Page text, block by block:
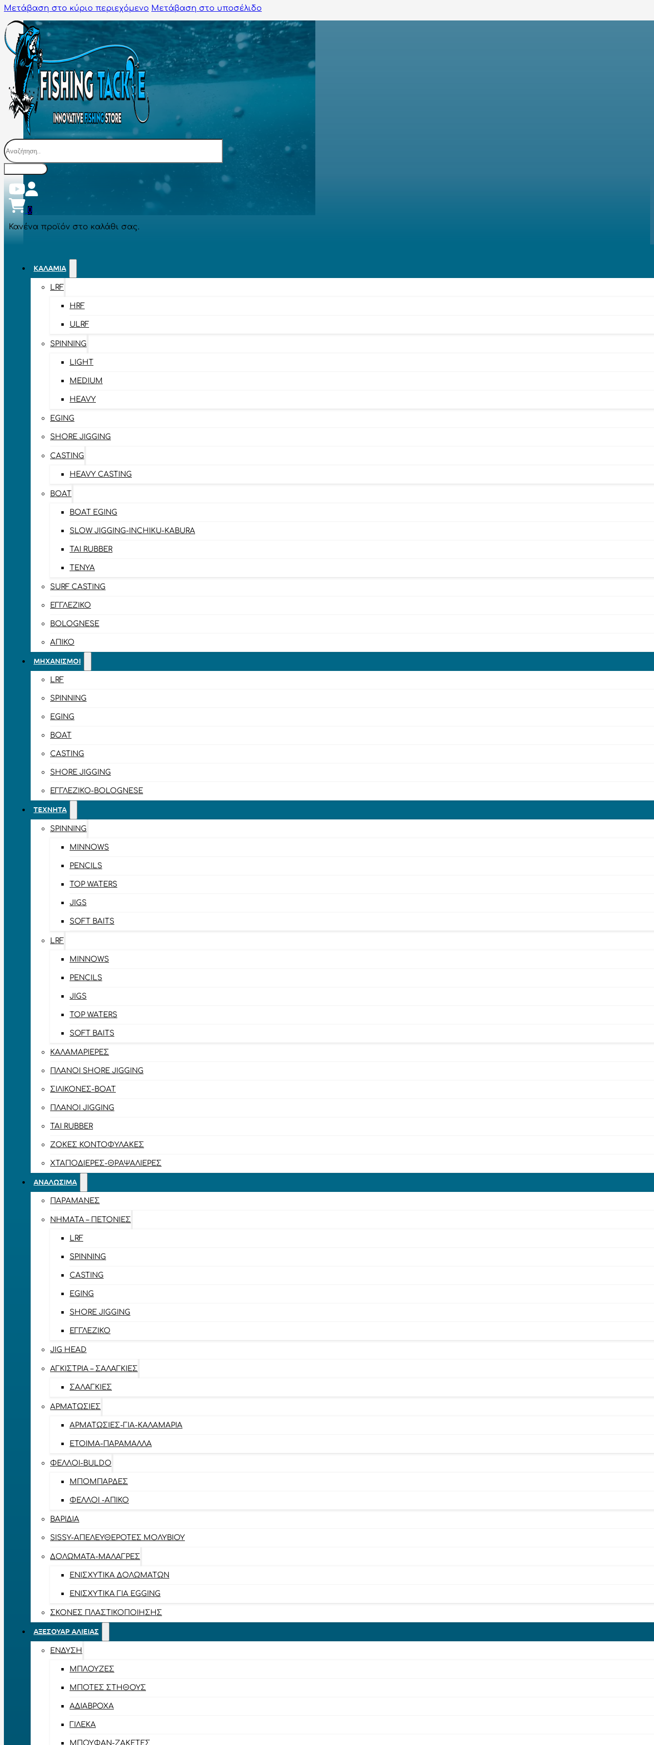
Μετάβαση στο κύριο περιεχόμενο Μετάβαση στο υποσέλιδο
Αναζήτηση
0
Κανένα προϊόν στο καλάθι σας.
ΚΑΛΆΜΙΑ
LRF
HRF
ULRF
SPINNING
LIGHT
MEDIUM
HEAVY
EGING
SHORE JIGGING
CASTING
HEAVY CASTING
BOAT
BOAT EGING
SLOW JIGGING-INCHIKU-KABURA
TAI RUBBER
TENYA
SURF CASTING
ΕΓΓΛΈΖΙΚΟ
BOLOGNESE
ΑΠΊΚΟ
ΜΗΧΑΝΙΣΜΟΊ
LRF
SPINNING
EGING
BOAT
CASTING
SHORE JIGGING
ΕΓΓΛΈΖΙΚΟ-BOLOGNESE
ΤΕΧΝΗΤΆ
SPINNING
MINNOWS
PENCILS
TOP WATERS
JIGS
SOFT BAITS
LRF
MINNOWS
PENCILS
JIGS
TOP WATERS
SOFT BAITS
ΚΑΛΑΜΑΡΙΈΡΕΣ
ΠΛΆΝΟΙ SHORE JIGGING
ΣΙΛΙΚΌΝΕΣ-BOAT
ΠΛΆΝΟΙ JIGGING
TAI RUBBER
ΖΌΚΕΣ ΚΟΝΤΟΦΎΛΑΚΕΣ
ΧΤΑΠΟΔΙΈΡΕΣ-ΘΡΑΨΑΛΙΈΡΕΣ
ΑΝΑΛΏΣΙΜΑ
ΠΑΡΑΜΆΝΕΣ
ΝΉΜΑΤΑ – ΠΕΤΟΝΙΈΣ
LRF
SPINNING
CASTING
EGING
SHORE JIGGING
ΕΓΓΛΈΖΙΚΟ
JIG HEAD
ΑΓΚΊΣΤΡΙΑ – ΣΑΛΑΓΚΙΈΣ
ΣΑΛΑΓΚΙΈΣ
ΑΡΜΑΤΩΣΙΈΣ
ΑΡΜΑΤΩΣΙΈΣ-ΓΙΑ-ΚΑΛΑΜΆΡΙΑ
ΈΤΟΙΜΑ-ΠΑΡΆΜΑΛΛΑ
ΦΕΛΛΟΊ-BULDO
ΜΠΟΜΠΆΡΔΕΣ
ΦΕΛΛΟΊ -ΑΠΊΚΟ
ΒΑΡΊΔΙΑ
SISSY-ΑΠΕΛΕΥΘΕΡΟΤΈΣ ΜΟΛΥΒΙΟΎ
ΔΟΛΏΜΑΤΑ-ΜΑΛΆΓΡΕΣ
ΕΝΙΣΧΥΤΙΚΆ ΔΟΛΩΜΆΤΩΝ
ΕΝΙΣΧΥΤΙΚΆ ΓΙΑ EGGING
ΣΚΌΝΕΣ ΠΛΑΣΤΙΚΟΠΟΊΗΣΗΣ
ΑΞΕΣΟΥΆΡ ΑΛΙΕΊΑΣ
ΈΝΔΥΣΗ
ΜΠΛΟΎΖΕΣ
ΜΠΌΤΕΣ ΣΤΉΘΟΥΣ
ΑΔΙΆΒΡΟΧΑ
ΓΙΛΈΚΑ
ΜΠΟΥΦΆΝ-ΖΑΚΈΤΕΣ